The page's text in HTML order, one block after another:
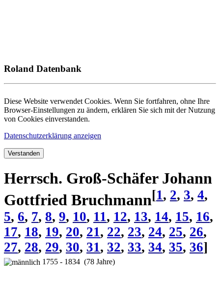
Roland Datenbank
Diese Website verwendet Cookies. Wenn Sie fortfahren, ohne Ihre
Browser-Einstellungen zu ändern, erklären Sie sich mit der Nutzung
von Cookies einverstanden.
Datenschutzerklärung anzeigen
Verstanden
Herrsch. Groß-Schäfer Johann
Gottfried Bruchmann[1, 2, 3, 4,
5, 6, 7, 8, 9, 10, 11, 12, 13, 14, 15, 16,
17, 18, 19, 20, 21, 22, 23, 24, 25, 26,
27, 28, 29, 30, 31, 32, 33, 34, 35, 36]
1755 - 1834 (78 Jahre)